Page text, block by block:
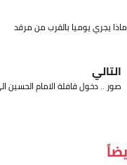
يجري يوميا بالقرب من مرقد
التالي
صور .. دخول قافلة الامام الحسين